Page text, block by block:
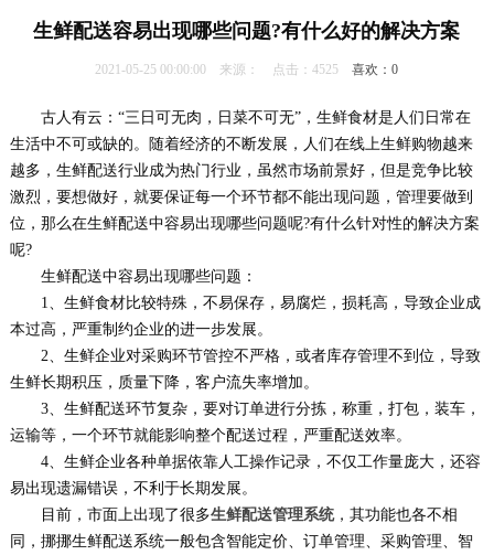
生鲜配送容易出现哪些问题?有什么好的解决方案
2021-05-25 00:00:00 来源： 点击：4525喜欢：0
古人有云：“三日可无肉，日菜不可无”，生鲜食材是人们日常在
生活中不可或缺的。随着经济的不断发展，人们在线上生鲜购物越来
越多，生鲜配送行业成为热门行业，虽然市场前景好，但是竞争比较
激烈，要想做好，就要保证每一个环节都不能出现问题，管理要做到
位，那么在生鲜配送中容易出现哪些问题呢?有什么针对性的解决方案
呢?
生鲜配送中容易出现哪些问题：
1、生鲜食材比较特殊，不易保存，易腐烂，损耗高，导致企业成
本过高，严重制约企业的进一步发展。
2、生鲜企业对采购环节管控不严格，或者库存管理不到位，导致
生鲜长期积压，质量下降，客户流失率增加。
3、生鲜配送环节复杂，要对订单进行分拣，称重，打包，装车，
运输等，一个环节就能影响整个配送过程，严重配送效率。
4、生鲜企业各种单据依靠人工操作记录，不仅工作量庞大，还容
易出现遗漏错误，不利于长期发展。
目前，市面上出现了很多生鲜配送管理系统，其功能也各不相
同，挪挪生鲜配送系统一般包含智能定价、订单管理、采购管理、智